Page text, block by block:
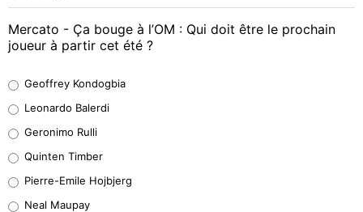
Mercato - Ça bouge à l’OM : Qui doit être le prochain
joueur à partir cet été ?
38%
32%
5%
Geoffrey Kondogbia
Leonardo Balerdi
Geronimo Rulli
Quinten Timber
Pierre-Emile Hojbjerg
Neal Maupay